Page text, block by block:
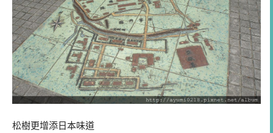
松樹更增添日本味道